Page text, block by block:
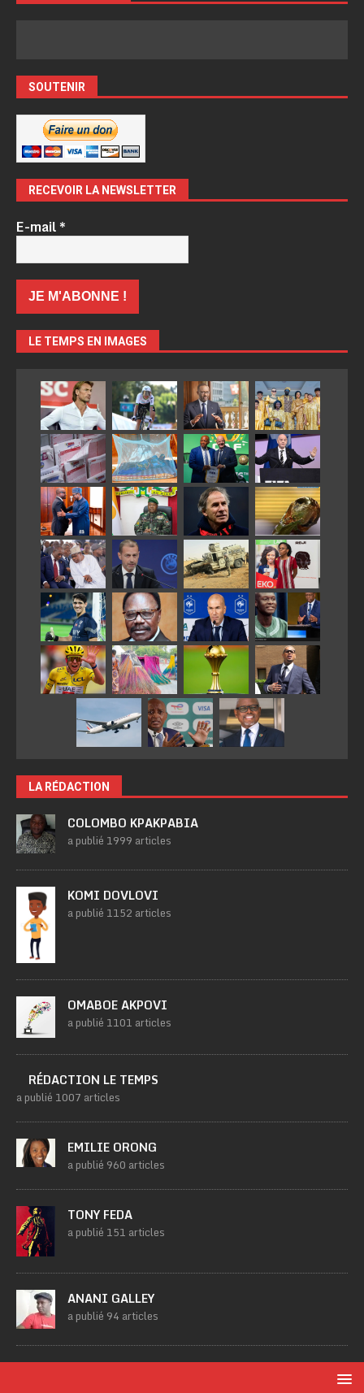
SOUTENIR
RECEVOIR LA NEWSLETTER
E-mail*
LE TEMPS EN IMAGES
LA RÉDACTION
COLOMBO KPAKPABIA
a publié 1999 articles
KOMI DOVLOVI
a publié 1152 articles
OMABOE AKPOVI
a publié 1101 articles
RÉDACTION LE TEMPS
a publié 1007 articles
EMILIE ORONG
a publié 960 articles
TONY FEDA
a publié 151 articles
ANANI GALLEY
a publié 94 articles